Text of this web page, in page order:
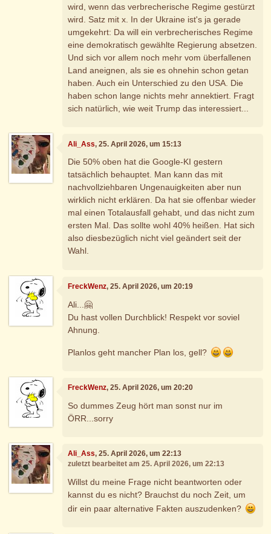
wird, wenn das verbrecherische Regime gestürzt
wird. Satz mit x. In der Ukraine ist's ja gerade
umgekehrt: Da will ein verbrecherisches Regime
eine demokratisch gewählte Regierung absetzen.
Und sich vor allem noch mehr vom überfallenen
Land aneignen, als sie es ohnehin schon getan
haben. Auch ein Unterschied zu den USA. Die
haben schon lange nichts mehr annektiert. Fragt
sich natürlich, wie weit Trump das interessiert...
Ali_Ass, 25. April 2026, um 15:13
Die 50% oben hat die Google-KI gestern
tatsächlich behauptet. Man kann das mit
nachvollziehbaren Ungenauigkeiten aber nun
wirklich nicht erklären. Da hat sie offenbar wieder
mal einen Totalausfall gehabt, und das nicht zum
ersten Mal. Das sollte wohl 40% heißen. Hat sich
also diesbezüglich nicht viel geändert seit der
Wahl.
FreckWenz, 25. April 2026, um 20:19
Ali...🤗
Du hast vollen Durchblick! Respekt vor soviel
Ahnung.
Planlos geht mancher Plan los, gell?
FreckWenz, 25. April 2026, um 20:20
So dummes Zeug hört man sonst nur im
ÖRR...sorry
Ali_Ass, 25. April 2026, um 22:13
zuletzt bearbeitet am 25. April 2026, um 22:13
Willst du meine Frage nicht beantworten oder
kannst du es nicht? Brauchst du noch Zeit, um
dir ein paar alternative Fakten auszudenken?